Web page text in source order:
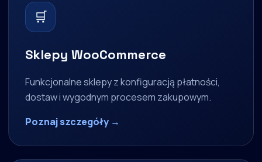
🛒
Sklepy WooCommerce
Funkcjonalne sklepy z konfiguracją płatności,
dostaw i wygodnym procesem zakupowym.
Poznaj szczegóły →